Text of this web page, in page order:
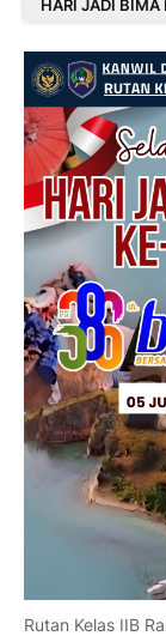
HARI JADI
Rutan Kelas IIB